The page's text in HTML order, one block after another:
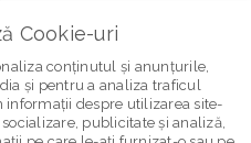
Brands
Cookie-uri
conținutul și anunțurile,
și pentru a analiza traficul
informații despre utilizarea site-
publicitate și analiză,